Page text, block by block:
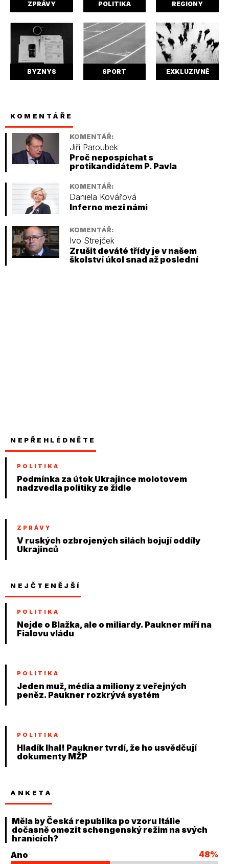
ZPRÁVY POLITIKA REGIONY
BYZNYS SPORT EXKLUZIVNĚ
KOMENTÁŘE
KOMENTÁŘ:
Jiří Paroubek
Proč nepospíchat s
protikandidátem P. Pavla
KOMENTÁŘ:
Daniela Kovářová
Inferno mezi námi
KOMENTÁŘ:
Ivo Strejček
Zrušit deváté třídy je v našem
školství úkol snad až poslední
NEPŘEHLÉDNĚTE
POLITIKA
Podmínka za útok Ukrajince molotovem
nadzvedla politiky ze židle
ZPRÁVY
V ruských ozbrojených silách bojují oddíly
Ukrajinců
NEJČTENĚJŠÍ
POLITIKA
Nejde o Blažka, ale o miliardy. Paukner míří na
Fialovu vládu
POLITIKA
Jeden muž, média a miliony z veřejných
peněz. Paukner rozkrývá systém
POLITIKA
Hladík lhal! Paukner tvrdí, že ho usvědčují
dokumenty MŽP
ANKETA
Měla by Česká republika po vzoru Itálie
dočasně omezit schengenský režim na svých
hranicích?
Ano
48%